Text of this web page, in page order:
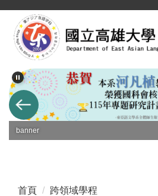
到
內
容
區
banner
首頁 跨領域學程